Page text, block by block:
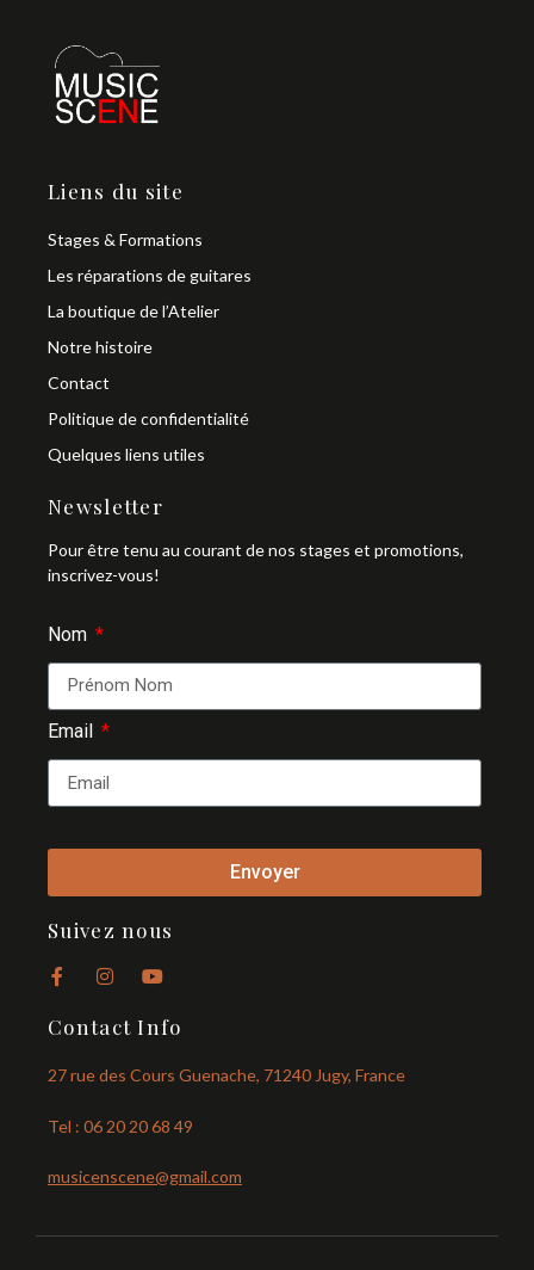
Liens du site
Stages & Formations
Les réparations de guitares
La boutique de l’Atelier
Notre histoire
Contact
Politique de confidentialité
Quelques liens utiles
Newsletter
Pour être tenu au courant de nos stages et promotions,
inscrivez-vous!
Nom
Email
Envoyer
Suivez nous
Contact Info
27 rue des Cours Guenache, 71240 Jugy, France
Tel : 06 20 20 68 49
musicenscene@gmail.com